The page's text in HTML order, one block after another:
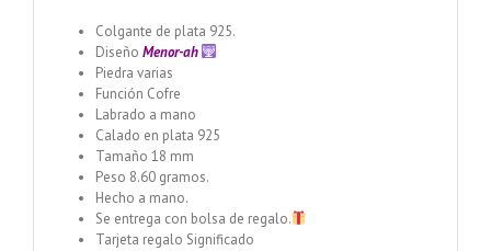
Colgante de plata 925.
Diseño Menor-ah
Piedra varias
Función Cofre
Labrado a mano
Calado en plata 925
Tamaño 18 mm
Peso 8.60 gramos.
Hecho a mano.
Se entrega con bolsa de regalo.
Tarjeta regalo Significado